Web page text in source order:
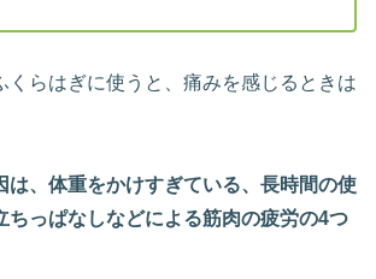
くらはぎに使うと、痛みを感じるときは
は、体重をかけすぎている、長時間の使
ちっぱなしなどによる筋肉の疲労の4つ